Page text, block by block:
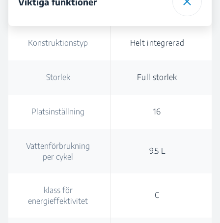
Konstruktionstyp Helt integrerad
Storlek Full storlek
Platsinställning 16
Vattenförbrukning
per cykel
9.5 L
klass för
energieffektivitet
C